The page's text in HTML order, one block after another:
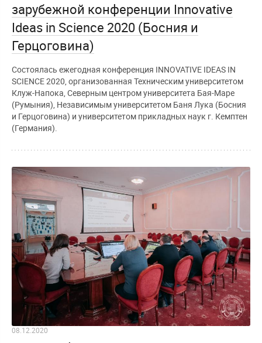
зарубежной конференции Innovative
Ideas in Science 2020 (Босния и
Герцоговина)
Состоялась ежегодная конференция INNOVATIVE IDEAS IN
SCIENCE 2020, организованная Техническим университетом
Клуж-Напока, Северным центром университета Бая-Маре
(Румыния), Независимым университетом Баня Лука (Босния
и Герцоговина) и университетом прикладных наук г. Кемптен
(Германия).
08.12.2020